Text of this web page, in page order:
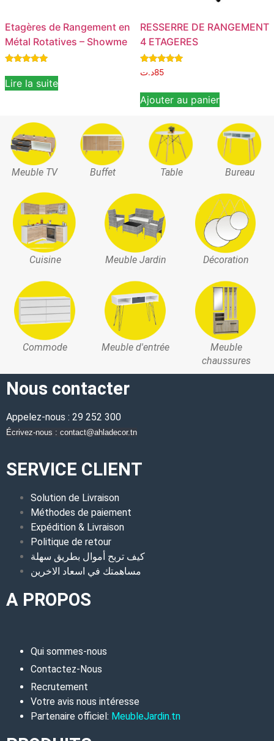
Etagères de Rangement en
Métal Rotatives – Showme
5.00
sur 5
Lire la suite
RESSERRE DE RANGEMENT
4 ETAGERES
Note
5.00
85د.ت
Ajouter au panier
Meuble TV Buffet Table Bureau
Cuisine Meuble Jardin Décoration
Commode Meuble d'entrée
Meuble
chaussures
Nous contacter
Appelez-nous : 29 252 300
Écrivez-nous : contact@ahladecor.tn
SERVICE CLIENT
Solution de Livraison
Méthodes de paiement
Expédition & Livraison
Politique de retour
كيف تربح أموال بطريق سهلة
مساهمتك في اسعاد الاخرين
A PROPOS
Qui sommes-nous
Contactez-Nous
Recrutement
Votre avis nous intéresse
Partenaire officiel: MeubleJardin.tn